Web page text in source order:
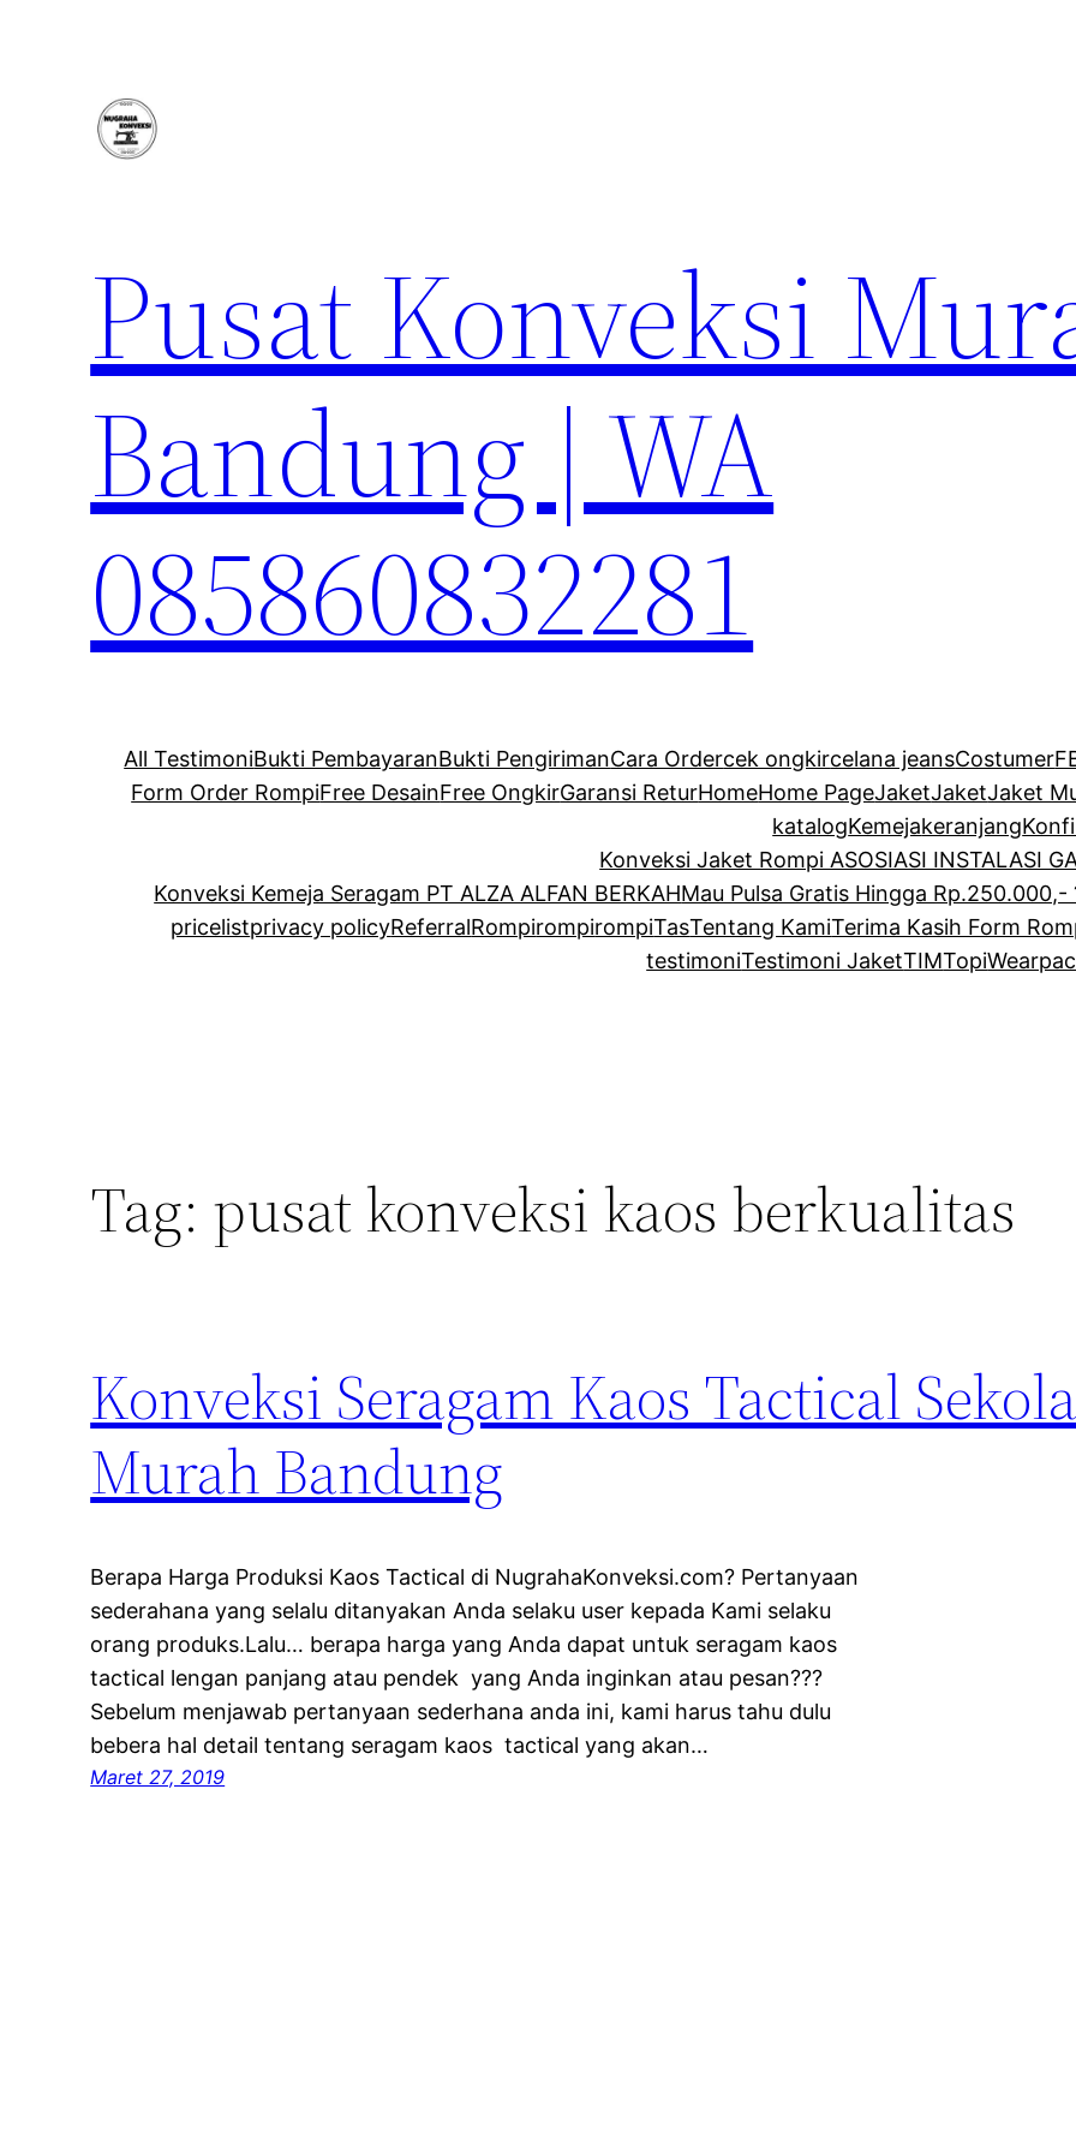
Pusat Konveksi
Bandung | WA
085860832281
All TestimoniBukti PembayaranBukti PengirimanCara Ordercek ongkircelana jeansCostumer
Form Order RompiFree DesainFree OngkirGaransi ReturHomeHome PageJaketJaketJaket
katalogKemejakeranjang
Konveksi Jaket Rompi ASOSIASI INSTALASI
Konveksi Kemeja Seragam PT ALZA ALFAN BERKAHMau Pulsa Gratis Hingga Rp.250.000,-
pricelistprivacy policyReferralRompirompirompiTasTentang KamiTerima Kasih Form
testimoniTestimoni JaketTIMTopi
Tag: pusat konveksi kaos berkualitas
Konveksi Seragam Kaos Tactical
Murah Bandung
Berapa Harga Produksi Kaos Tactical di NugrahaKonveksi.com? Pertanyaan
sederahana yang selalu ditanyakan Anda selaku user kepada Kami selaku
orang produks.Lalu… berapa harga yang Anda dapat untuk seragam kaos
tactical lengan panjang atau pendek yang Anda inginkan atau pesan???
Sebelum menjawab pertanyaan sederhana anda ini, kami harus tahu dulu
bebera hal detail tentang seragam kaos tactical yang akan…
Maret 27, 2019